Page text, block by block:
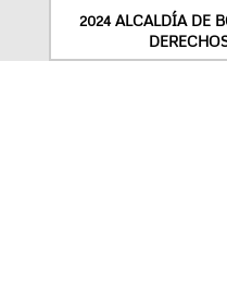
2024 ALCALDÍA DE